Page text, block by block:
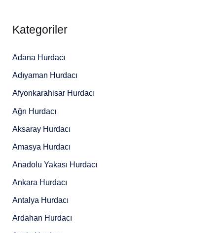
Kategoriler
Adana Hurdacı
Adıyaman Hurdacı
Afyonkarahisar Hurdacı
Ağrı Hurdacı
Aksaray Hurdacı
Amasya Hurdacı
Anadolu Yakası Hurdacı
Ankara Hurdacı
Antalya Hurdacı
Ardahan Hurdacı